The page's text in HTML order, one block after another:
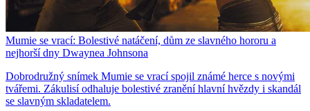
Mumie se vrací: Bolestivé natáčení, dům ze slavného hororu a
nejhorší dny Dwaynea Johnsona
Dobrodružný snímek Mumie se vrací spojil známé herce s novými
tvářemi. Zákulisí odhaluje bolestivé zranění hlavní hvězdy i skandál
se slavným skladatelem.